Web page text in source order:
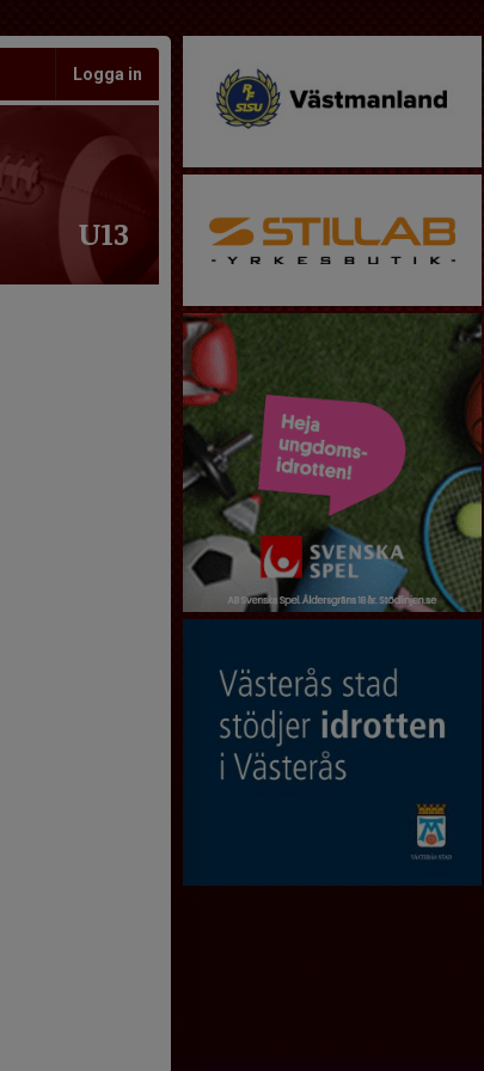
Logga in
U13